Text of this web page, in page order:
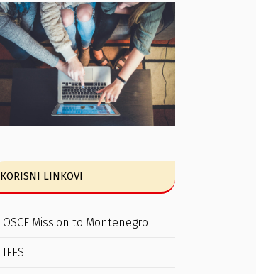
KORISNI LINKOVI
OSCE Mission to Montenegro
IFES